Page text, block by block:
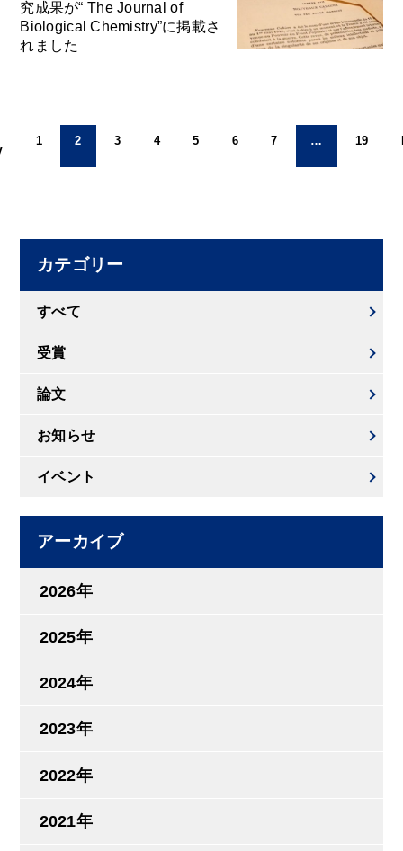
究成果が“ The Journal of
Biological Chemistry”に掲載さ
れました
1 2 3 4 5 6 7 … 19
カテゴリー
すべて
受賞
論文
お知らせ
イベント
アーカイブ
2026年
2025年
2024年
2023年
2022年
2021年